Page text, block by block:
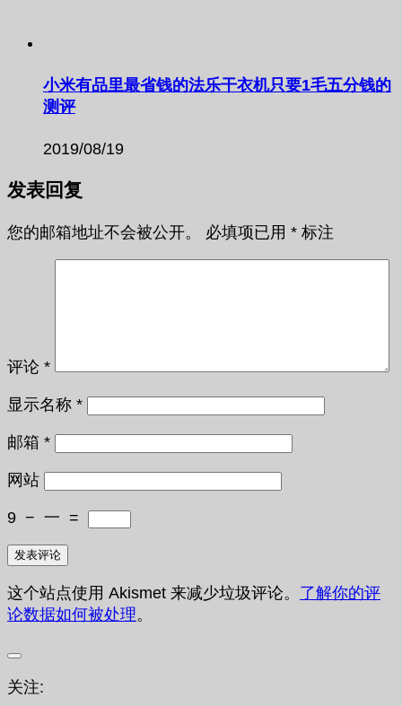
小米有品里最省钱的法乐干衣机只要1毛五分钱的
测评
2019/08/19
发表回复
您的邮箱地址不会被公开。 必填项已用 * 标注
评论 *
显示名称 *
邮箱 *
网站
9 − 一 =
这个站点使用 Akismet 来减少垃圾评论。 了解你的评
论数据如何被处理。
关注: